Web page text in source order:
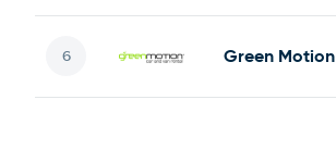
Green Motion